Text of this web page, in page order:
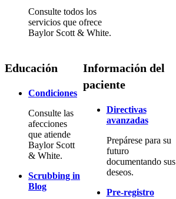
Consulte todos los
servicios que ofrece
Baylor Scott & White.
Educación
Condiciones
Consulte las
afecciones
que atiende
Baylor Scott
& White.
Scrubbing in
Blog
Información del
paciente
Directivas
avanzadas
Prepárese para su
futuro
documentando sus
deseos.
Pre-registro